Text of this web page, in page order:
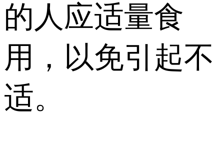
的人应适量食
用，以免引起不
适。